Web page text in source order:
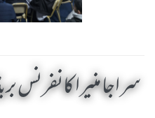
سراجا منیرا کانفرنس